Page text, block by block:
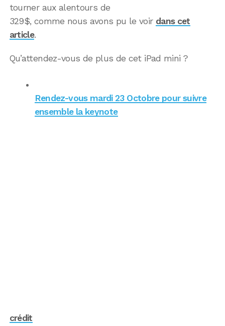
tourner aux alentours de
329$, comme nous avons pu le voir dans cet
article.
Qu’attendez-vous de plus de cet iPad mini ?
Rendez-vous mardi 23 Octobre pour suivre
ensemble la keynote
crédit